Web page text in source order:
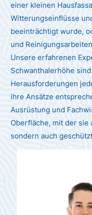
einer kleinen
Witterungseinflüsse
beeinträchtigt wurde,
und
Unsere erfahrenen
Schwanthalerhöhe
Herausforderungen
ihre Ansätze
Ausrüstung und
Oberfläche, mit der sie
sondern auch